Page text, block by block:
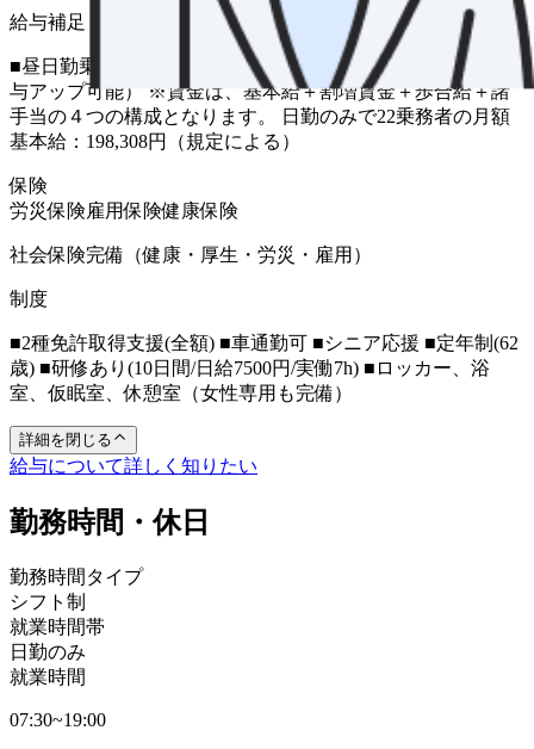
給与補足
■昼日勤乗務 月収198,308円～（労働時間・営収に応じて給
与アップ可能） ※賃金は、基本給＋割増賃金＋歩合給＋諸
手当の４つの構成となります。 日勤のみで22乗務者の月額
基本給：198,308円（規定による）
保険
労災保険雇用保険健康保険
社会保険完備（健康・厚生・労災・雇用）
制度
■2種免許取得支援(全額) ■車通勤可 ■シニア応援 ■定年制(62
歳) ■研修あり(10日間/日給7500円/実働7h) ■ロッカー、浴
室、仮眠室、休憩室（女性専用も完備）
詳細を閉じる
給与について詳しく知りたい
勤務時間・休日
勤務時間タイプ
シフト制
就業時間帯
日勤のみ
就業時間
07:30~19:00